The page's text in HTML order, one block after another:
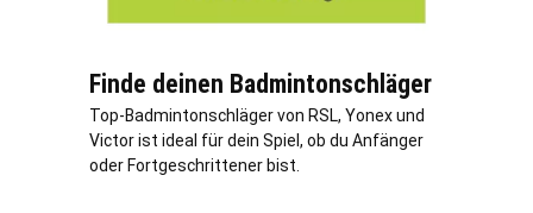
Finde deinen Badmintonschläger
Top-Badmintonschläger von RSL, Yonex und
Victor ist ideal für dein Spiel, ob du Anfänger
oder Fortgeschrittener bist.